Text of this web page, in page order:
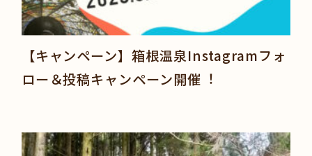
【キャンペーン】箱根温泉Instagramフォ
ロー＆投稿キャンペーン開催︕